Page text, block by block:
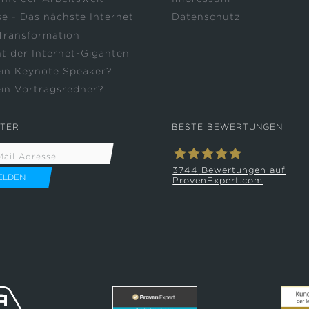
- Das nächste Internet
der Internet-Giganten
Keynote Speaker?
Vortragsredner?
Datenschutz
BESTE BEWERTUNGEN
3744 Bewertungen auf
ProvenExpert.com